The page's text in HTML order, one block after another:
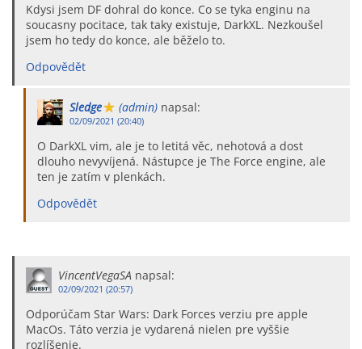
Kdysi jsem DF dohral do konce. Co se tyka enginu na
soucasny pocitace, tak taky existuje, DarkXL. Nezkoušel
jsem ho tedy do konce, ale běželo to.
Odpovědět
Sledge (admin) napsal:
02/09/2021 (20:40)
O DarkXL vim, ale je to letitá věc, nehotová a dost
dlouho nevyvíjená. Nástupce je The Force engine, ale
ten je zatím v plenkách.
Odpovědět
VincentVegaSA napsal:
02/09/2021 (20:57)
Odporúčam Star Wars: Dark Forces verziu pre apple
MacOs. Táto verzia je vydarená nielen pre vyššie
rozlíšenie.